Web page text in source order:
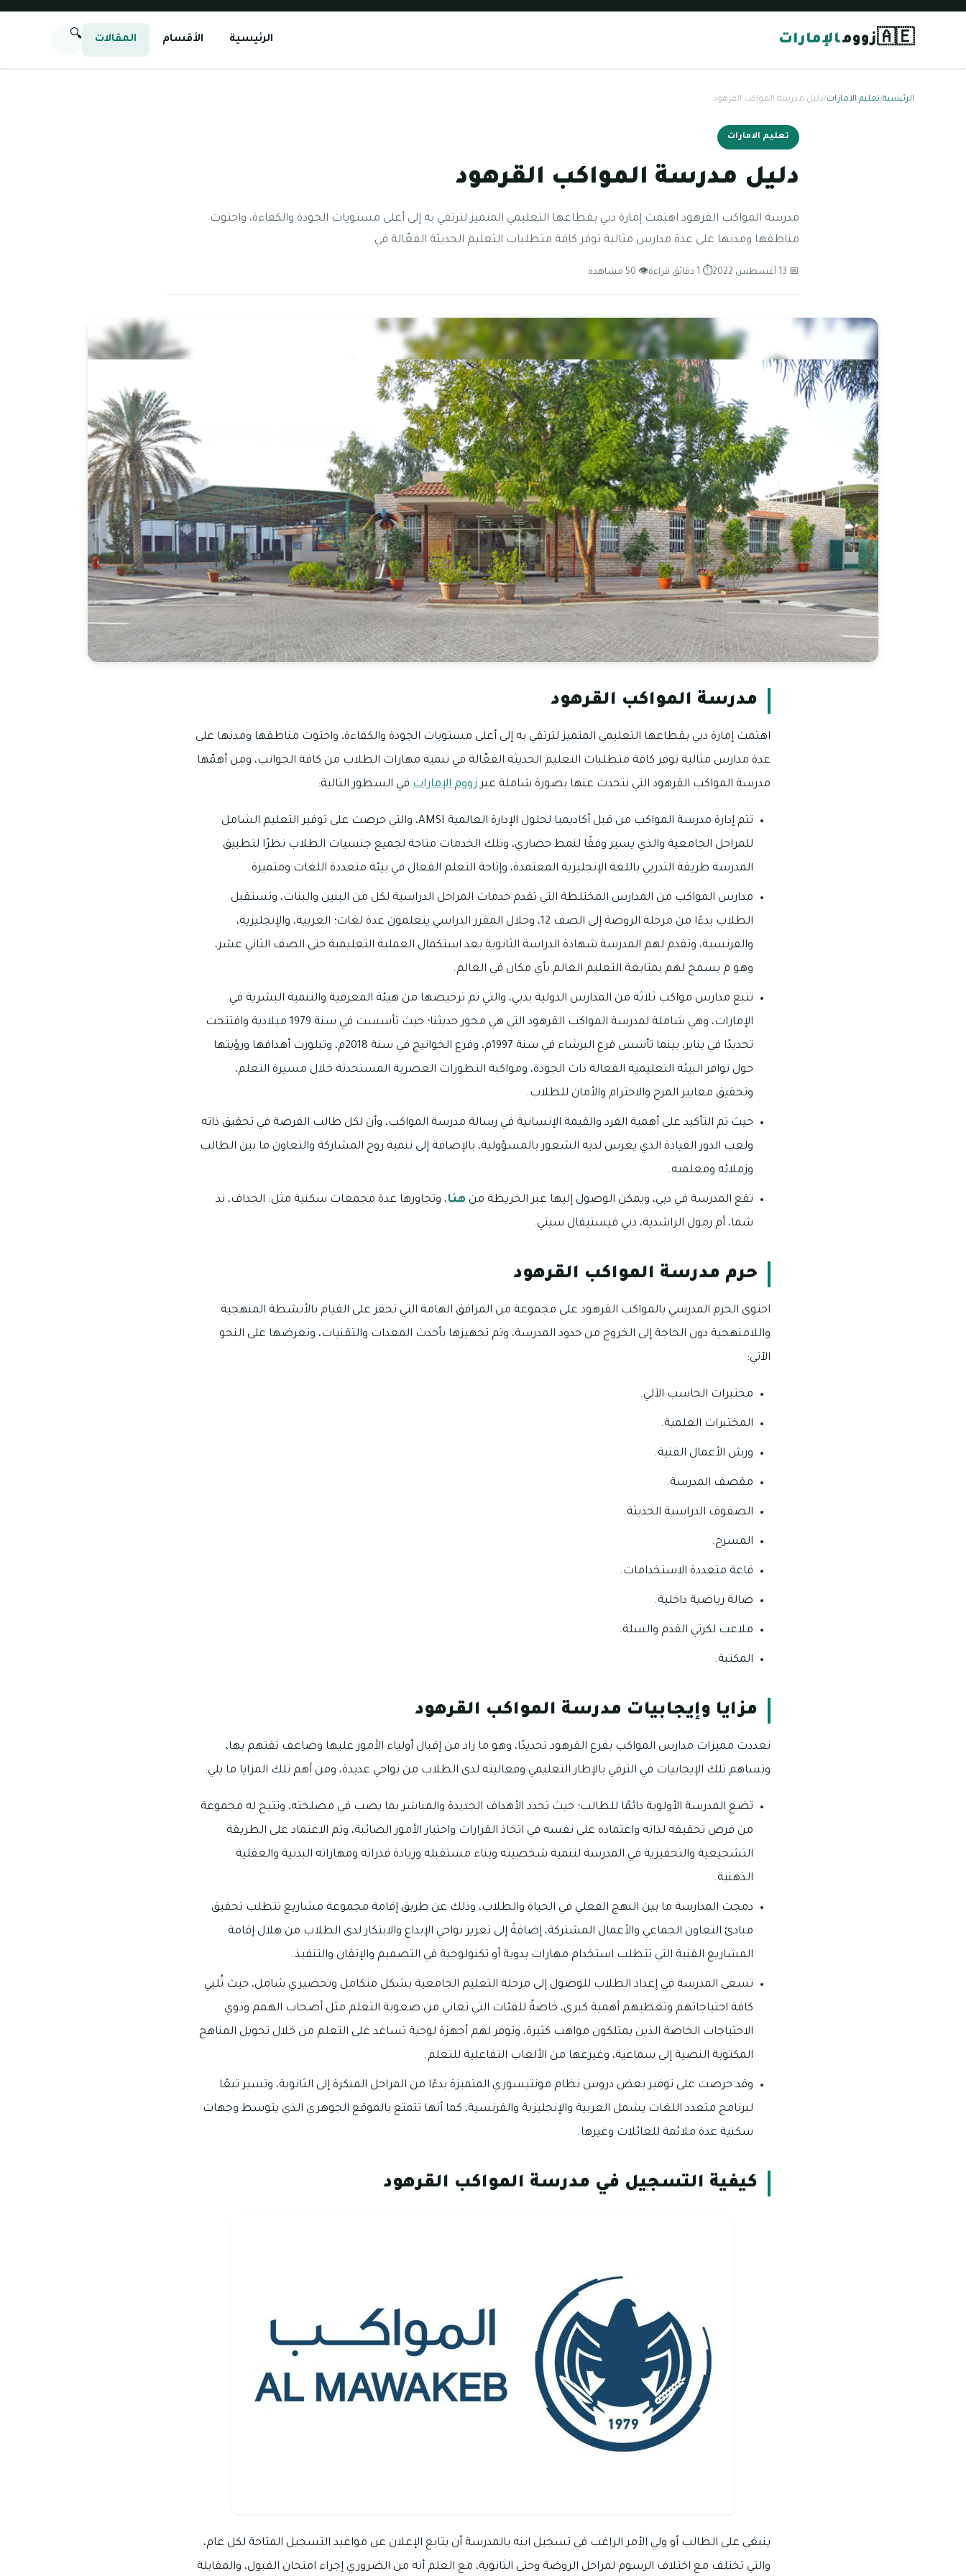
🇦🇪زوومالإمارات الرئيسية الأقسام المقالات 🔍
الرئيسية/تعليم الامارات/دليل مدرسة المواكب القرهود
تعليم الامارات
دليل مدرسة المواكب القرهود
مدرسة المواكب القرهود اهتمت إمارة دبي بقطاعها التعليمي المتميز لترتقي به إلى أعلى مستويات الجودة والكفاءة، واحتوت
مناطقها ومدنها على عدة مدارس مثالية توفر كافة متطلبات التعليم الحديثة الفعّالة في
📅 13 أغسطس 2022 ⏱ 1 دقائق قراءة 👁 50 مشاهدة
مدرسة المواكب القرهود
اهتمت إمارة دبي بقطاعها التعليمي المتميز لترتقي به إلى أعلى مستويات الجودة والكفاءة، واحتوت مناطقها ومدنها على
عدة مدارس مثالية توفر كافة متطلبات التعليم الحديثة الفعّالة في تنمية مهارات الطلاب من كافة الجوانب، ومن أهمّها
مدرسة المواكب القرهود التي نتحدث عنها بصورة شاملة عبر زووم الإمارات في السطور التالية:
تتم إدارة مدرسة المواكب من قبل أكاديميا لحلول الإدارة العالمية AMSI، والتي حرصت على توفير التعليم الشامل
للمراحل الجامعية والذي يسير وفقًا لنمط حضاري، وتلك الخدمات متاحة لجميع جنسيات الطلاب نظرًا لتطبيق
المدرسة طريقة التدريي باللغة الإنجليزية المعتمدة، وإتاحة التعلم الفعال في بيئة متعددة اللغات ومتميزة.
مدارس المواكب من المدارس المختلطة التي تقدم خدمات المراحل الدراسية لكل من البنين والبنات، وتستقبل
الطلاب بدءًا من مرحلة الروضة إلى الصف 12، وخلال المقرر الدراسي يتعلمون عدة لغات؛ العربية، والإنجليزية،
والفرنسية، وتقدم لهم المدرسة شهادة الدراسة الثانوية بعد استكمال العملية التعليمية حتى الصف الثاني عشر،
وهو م يسمح لهم بمتابعة التعليم العالم بأي مكان في العالم.
تتبع مدارس مواكب ثلاثة من المدارس الدولية بدبي، والتي تم ترخيصها من هيئة المعرفية والتنمية البشرية في
الإمارات، وهي شاملة لمدرسة المواكب القرهود التي هي محور حديثنا؛ حيث تأسست في سنة 1979 ميلادية وافتتحت
تحديدًا في يناير، بينما تأسس فرع البرشاء في سنة 1997م، وفرع الخوانيج في سنة 2018م، وتبلورت أهدافها ورؤيتها
حول توافر البيئة التعليمية الفعالة ذات الجودة، ومواكبة التطورات العصرية المستحدثة خلال مسيرة التعلم،
وتحقيق معايير المرح والاحترام والأمان للطلاب.
حيث تم التأكيد على أهمية الفرد والقيمة الإنسانية في رسالة مدرسة المواكب، وأن لكل طالب الفرصة في تحقيق ذاته
ولعب الدور القيادة الذي يغرس لديه الشعور بالمسؤولية، بالإضافة إلى تنمية روح المشاركة والتعاون ما بين الطالب
وزملائه ومعلميه.
تقع المدرسة في دبي، ويمكن الوصول إليها عبر الخريطة من هنا، وتجاورها عدة مجمعات سكنية مثل: الجداف، ند
شما، أم رمول الراشدية، دبي فيستيفال سيتي.
حرم مدرسة المواكب القرهود
احتوى الحرم المدرسي بالمواكب القرهود على مجموعة من المرافق الهامة التي تحفز على القيام بالأنشطة المنهجية
واللامنهجية دون الحاجة إلى الخروج من حدود المدرسة، وتم تجهيزها بأحدث المعدات والتقنيات، ونعرضها على النحو
الآتي:
مختبرات الحاسب الآلي.
المختبرات العلمية.
ورش الأعمال الفنية.
مقصف المدرسة.
الصفوف الدراسية الحديثة.
المسرح.
قاعة متعددة الاستخدامات.
صالة رياضية داخلية.
ملاعب لكرتي القدم والسلة.
المكتبة.
مزايا وإيجابيات مدرسة المواكب القرهود
تعددت مميزات مدارس المواكب بفرع القرهود تحديدًا، وهو ما زاد من إقبال أولياء الأمور عليها وضاعف ثقتهم بها،
وتساهم تلك الإيجابيات في الترقي بالإطار التعليمي وفعاليته لدى الطلاب من نواحي عديدة، ومن أهم تلك المزايا ما يلي:
تضع المدرسة الأولوية دائمًا للطالب؛ حيث تحدد الأهداف الجديدة والمباشر بما يصب في مصلحته، وتتيح له مجموعة
من فرص تحقيقه لذاته واعتماده على نفسه في اتخاذ القرارات واختيار الأمور الصائبة، وتم الاعتماد على الطريقة
التشجيعية والتحفيزية في المدرسة لتنمية شخصيته وبناء مستقبله وزيادة قدراته ومهاراته البدنية والعقلية
الذهنية.
دمجت المدارسة ما بين النهج الفعلي في الحياة والطلاب، وذلك عن طريق إقامة مجموعة مشاريع تتطلب تحقيق
مبادئ التعاون الجماعي والأعمال المشتركة، إضافةً إلى تعزيز نواحي الإبداع والابتكار لدى الطلاب من هلال إقامة
المشاريع الفنية التي تتطلب استخدام مهارات يدوية أو تكنولوجية في التصميم والإتقان والتنفيذ.
تسعى المدرسة في إعداد الطلاب للوصول إلى مرحلة التعليم الجامعية بشكل متكامل وتحضيري شامل، حيث تُلبي
كافة احتياجاتهم وتعطيهم أهمية كبرى، خاصةً للفئات التي تعاني من صعوبة التعلم مثل أصحاب الهمم وذوي
الاحتياجات الخاصة الذين يمتلكون مواهب كثيرة، وتوفر لهم أجهزة لوحية تساعد على التعلم من خلال تحويل المناهج
المكتوبة النصية إلى سماعية، وغيرعها من الألعاب التفاعلية للتعلم.
وقد حرصت على توفير بعض دروس نظام مونتيسوري المتميزة بدءًا من المراحل المبكرة إلى الثانوية، وتسير تبعًا
لبرنامج متعدد اللغات يشمل العربية والإنجليزية والفرنسية، كما أنها تتمتع بالموقع الجوهري الذي يتوسط وجهات
سكنية عدة ملائمة للعائلات وغيرها.
كيفية التسجيل في مدرسة المواكب القرهود
ينبغي على الطالب أو ولي الأمر الراغب في تسجيل ابنه بالمدرسة أن يتابع الإعلان عن مواعيد التسجيل المتاحة لكل عام،
والتي تختلف مع اختلاف الرسوم لمراحل الروضة وحتى الثانوية، مع العلم أنه من الضروري إجراء امتحان القبول، والمقابلة